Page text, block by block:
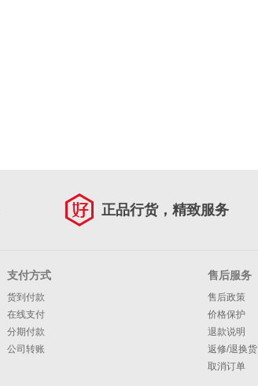
正品行货，精致服务
支付方式
货到付款
在线支付
分期付款
公司转账
售后服务
售后政策
价格保护
退款说明
返修/退换货
取消订单